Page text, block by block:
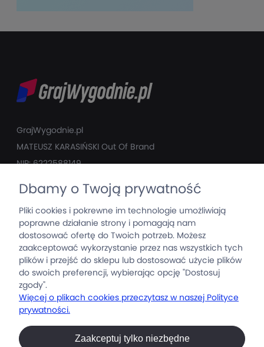
GrajWygodnie.pl
MATEUSZ KARASIŃSKI ­Out Of Brand
NIP: 6222588149
M: mati@grajwygodnie.pl
GrajWygodnie
Produkty
Informacje
Moje konto
Dbamy o Twoją prywatność
Pliki cookies i pokrewne im technologie umożliwiają
poprawne działanie strony i pomagają nam
dostosować ofertę do Twoich potrzeb. Możesz
zaakceptować wykorzystanie przez nas wszystkich tych
plików i przejść do sklepu lub dostosować użycie plików
do swoich preferencji, wybierając opcję "Dostosuj
zgody".
Więcej o plikach cookies przeczytasz w naszej Polityce
prywatności.
Zaakceptuj tylko niezbędne